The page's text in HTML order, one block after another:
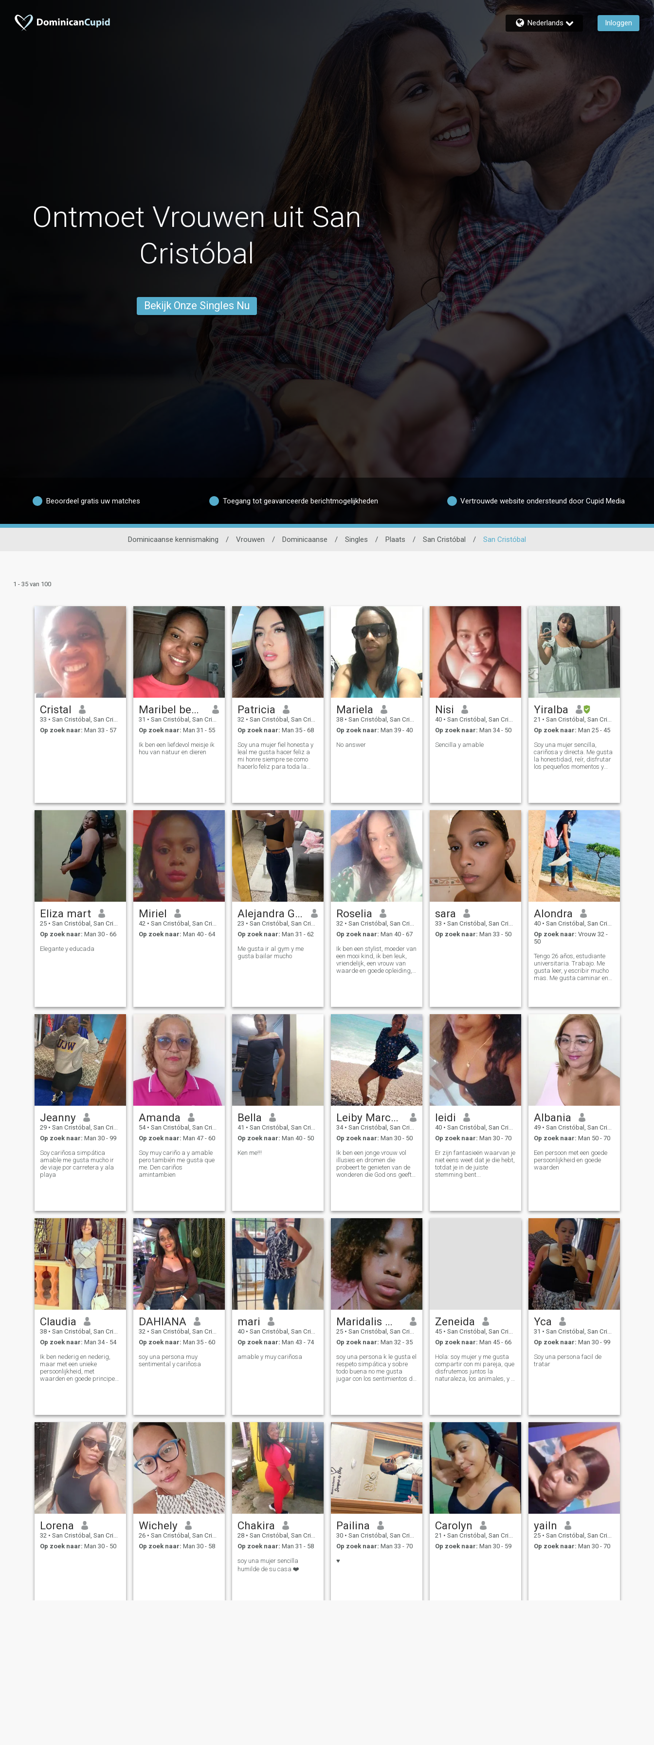
Nederlands Inloggen
Ontmoet Vrouwen uit San
Cristóbal
Bekijk Onze Singles Nu
Beoordeel gratis uw matches Toegang tot geavanceerde berichtmogelijkheden Vertrouwde website ondersteund door Cupid Media
Dominicaanse kennismaking / Vrouwen / Dominicaanse / Singles / Plaats / San Cristóbal / San Cristóbal
1 - 35 van 100
Cristal
33 • San Cristóbal, San Cristóbal, Dominicaanse Rep.
Op zoek naar: Man 33 - 57
Maribel benzant
31 • San Cristóbal, San Cristóbal, Dominicaanse Rep.
Op zoek naar: Man 31 - 55
Ik ben een liefdevol meisje ik
hou van natuur en dieren
Patricia
32 • San Cristóbal, San Cristóbal, Dominicaanse Rep.
Op zoek naar: Man 35 - 68
Soy una mujer fiel honesta y
leal me gusta hacer feliz a
mi honre siempre se como
hacerlo feliz para toda la
Mariela
38 • San Cristóbal, San Cristóbal, Dominicaanse Rep.
Op zoek naar: Man 39 - 40
No answer
Nisi
40 • San Cristóbal, San Cristóbal, Dominicaanse Rep.
Op zoek naar: Man 34 - 50
Sencilla y amable
Yiralba
21 • San Cristóbal, San Cristóbal, Dominicaanse Rep.
Op zoek naar: Man 25 - 45
Soy una mujer sencilla,
cariñosa y directa. Me gusta
la honestidad, reír, disfrutar
los pequeños momentos y
Eliza mart
25 • San Cristóbal, San Cristóbal, Dominicaanse Rep.
Op zoek naar: Man 30 - 66
Elegante y educada
Miriel
42 • San Cristóbal, San Cristóbal, Dominicaanse Rep.
Op zoek naar: Man 40 - 64
Alejandra Geronimo
23 • San Cristóbal, San Cristóbal, Dominicaanse Rep.
Op zoek naar: Man 31 - 62
Me gusta ir al gym y me
gusta bailar mucho
Roselia
32 • San Cristóbal, San Cristóbal, Dominicaanse Rep.
Op zoek naar: Man 40 - 67
Ik ben een stylist, moeder van
een mooi kind, ik ben leuk,
vriendelijk, een vrouw van
waarde en goede opleiding,
sara
33 • San Cristóbal, San Cristóbal, Dominicaanse Rep.
Op zoek naar: Man 33 - 50
Alondra
40 • San Cristóbal, San Cristóbal, Dominicaanse Rep.
Op zoek naar: Vrouw 32 -
50
Tengo 26 años, estudiante
universitaria. Trabajo. Me
gusta leer, y escribir mucho
mas. Me gusta caminar en
Jeanny
29 • San Cristóbal, San Cristóbal, Dominicaanse Rep.
Op zoek naar: Man 30 - 99
Soy cariñosa simpática
amable me gusta mucho ir
de viaje por carretera y ala
playa
Amanda
54 • San Cristóbal, San Cristóbal, Dominicaanse Rep.
Op zoek naar: Man 47 - 60
Soy muy cariño a y amable
pero también me gusta que
me. Den cariños
amintambien
Bella
41 • San Cristóbal, San Cristóbal, Dominicaanse Rep.
Op zoek naar: Man 40 - 50
Ken me!!!
Leiby Marcellus
34 • San Cristóbal, San Cristóbal, Dominicaanse Rep.
Op zoek naar: Man 30 - 50
Ik ben een jonge vrouw vol
illusies en dromen die
probeert te genieten van de
wonderen die God ons geeft,
leidi
40 • San Cristóbal, San Cristóbal, Dominicaanse Rep.
Op zoek naar: Man 30 - 70
Er zijn fantasieën waarvan je
niet eens weet dat je die hebt,
totdat je in de juiste
stemming bent...
Albania
49 • San Cristóbal, San Cristóbal, Dominicaanse Rep.
Op zoek naar: Man 50 - 70
Een persoon met een goede
persoonlijkheid en goede
waarden
Claudia
38 • San Cristóbal, San Cristóbal, Dominicaanse Rep.
Op zoek naar: Man 34 - 54
Ik ben nederig en nederig,
maar met een unieke
persoonlijkheid, met
waarden en goede principes
DAHIANA
32 • San Cristóbal, San Cristóbal, Dominicaanse Rep.
Op zoek naar: Man 35 - 60
soy una persona muy
sentimental y cariñosa
mari
40 • San Cristóbal, San Cristóbal, Dominicaanse Rep.
Op zoek naar: Man 43 - 74
amable y muy cariñosa
Maridalis modesto
25 • San Cristóbal, San Cristóbal, Dominicaanse Rep.
Op zoek naar: Man 32 - 35
soy una persona k le gusta el
respeto simpática y sobre
todo buena no me gusta
jugar con los sentimientos de
Zeneida
45 • San Cristóbal, San Cristóbal, Dominicaanse Rep.
Op zoek naar: Man 45 - 66
Hola: soy mujer y me gusta
compartir con mi pareja, que
disfrutemos juntos la
naturaleza, los animales, y el
Yca
31 • San Cristóbal, San Cristóbal, Dominicaanse Rep.
Op zoek naar: Man 30 - 99
Soy una persona facil de
tratar
Lorena
32 • San Cristóbal, San Cristóbal, Dominicaanse Rep.
Op zoek naar: Man 30 - 50
Wichely
26 • San Cristóbal, San Cristóbal, Dominicaanse Rep.
Op zoek naar: Man 30 - 58
Chakira
28 • San Cristóbal, San Cristóbal, Dominicaanse Rep.
Op zoek naar: Man 31 - 58
soy una mujer sencilla
humilde de su casa ❤️
Pailina
30 • San Cristóbal, San Cristóbal, Dominicaanse Rep.
Op zoek naar: Man 33 - 70
♥️
Carolyn
21 • San Cristóbal, San Cristóbal, Dominicaanse Rep.
Op zoek naar: Man 30 - 59
yailn
25 • San Cristóbal, San Cristóbal, Dominicaanse Rep.
Op zoek naar: Man 30 - 70